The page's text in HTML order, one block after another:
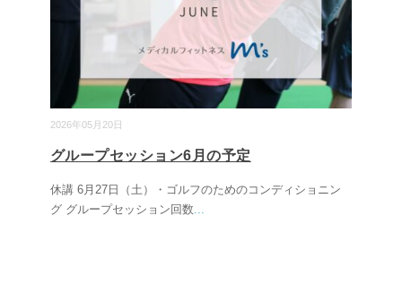
2026年05月20日
グループセッション6月の予定
休講 6月27日（土）・ゴルフのためのコンディショニン
グ グループセッション回数...